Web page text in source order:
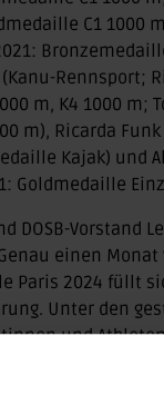
C1 1000
Rennsport;
m, K4 1000 m;
m), Ricarda
Kajak) und
Goldmedaille
DOSB-Vorstand
einen
Paris 2024 füllt
Unter den
und